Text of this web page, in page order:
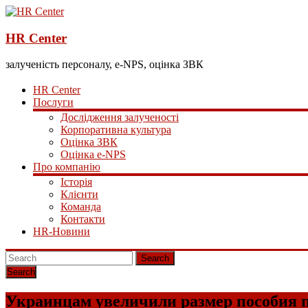
HR Center
залученість персоналу, e-NPS, оцінка ЗВК
HR Center
Послуги
Дослідження залученості
Корпоративна культура
Оцінка ЗВК
Оцінка e-NPS
Про компанію
Історія
Клієнти
Команда
Контакти
HR-Новини
Search
Украинцам увеличили размер пособия